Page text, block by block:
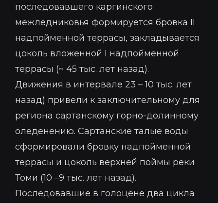
последовавшего каргинского
межледниковья формируется бровка II
надпойменной террасы, закладывается
цоколь вложенной I надпойменной
террасы (~ 45 тыс. лет назад).
Движения в интервале 23 – 10 тыс. лет
назад) привели к заключительному для
региона сартанскому горно-долинному
оледенению. Сартанские талые воды
сформировали бровку надпойменной
террасы и цоколь верхней поймы реки
Томи (10 –9 тыс. лет назад).
Последовавшие в голоцене два цикла